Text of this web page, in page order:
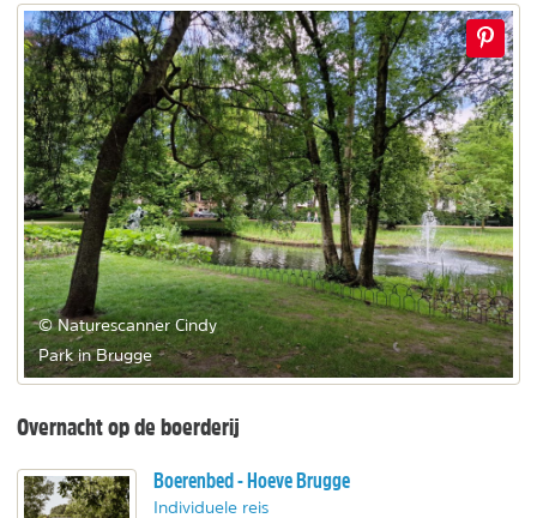
© Naturescanner Cindy
Park in Brugge
Overnacht op de boerderij
Boerenbed - Hoeve Brugge
Individuele reis